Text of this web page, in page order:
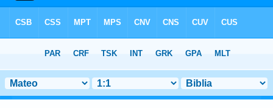
> 聖經金句 24